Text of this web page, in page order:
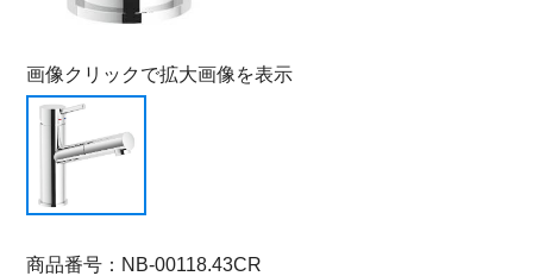
画像クリックで拡大画像を表示
商品番号：NB-00118.43CR